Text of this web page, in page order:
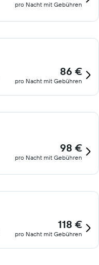
pro Nacht mit Gebühren
86 €
pro Nacht mit Gebühren
98 €
pro Nacht mit Gebühren
118 €
pro Nacht mit Gebühren